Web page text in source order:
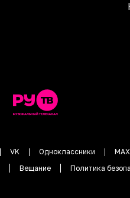
VK Одноклассники MAX
Вещание
Политика